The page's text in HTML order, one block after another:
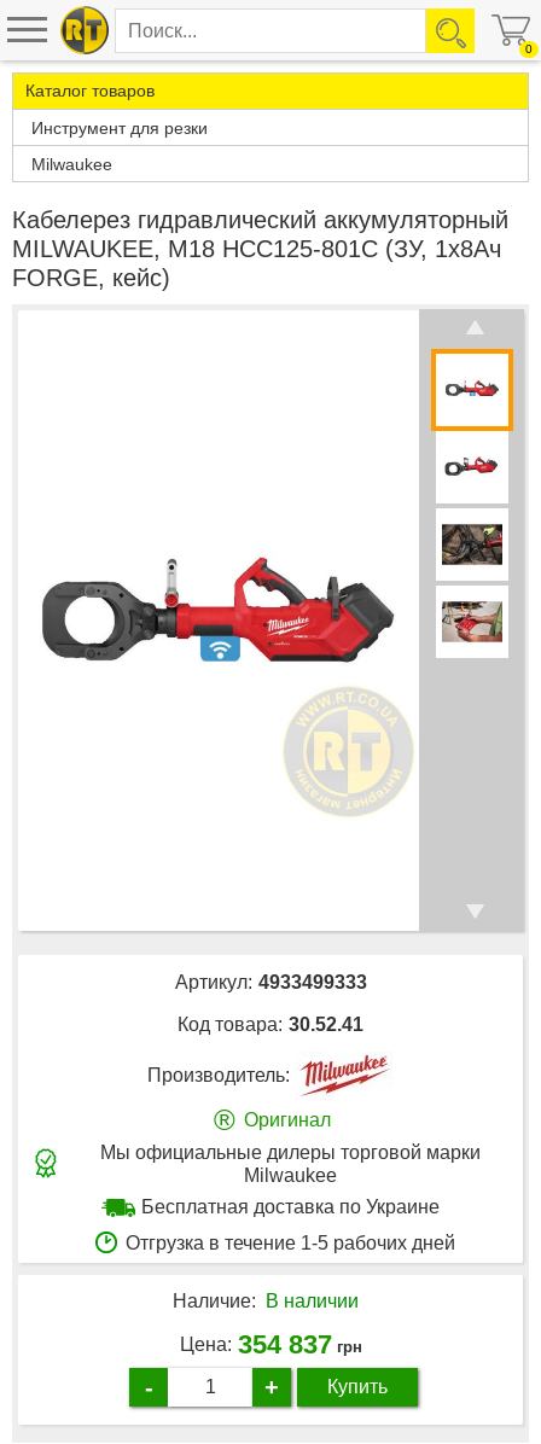
0
Каталог товаров
Инструмент для резки
Milwaukee
Кабелерез гидравлический аккумуляторный
MILWAUKEE, M18 HCC125-801C (ЗУ, 1х8Ач
FORGE, кейс)
Артикул: 4933499333
Код товара: 30.52.41
Производитель:
® Оригинал
Мы официальные дилеры торговой марки
Milwaukee
Бесплатная доставка по Украине
Отгрузка в течение 1-5 рабочих дней
Наличие: В наличии
Цена: 354 837 грн
- + Купить